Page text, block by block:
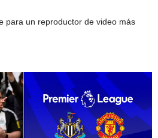
para un reproductor de video más